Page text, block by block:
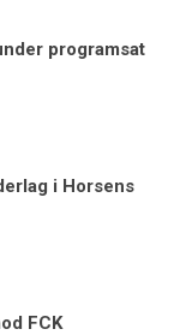
programsat
i Horsens
FCK